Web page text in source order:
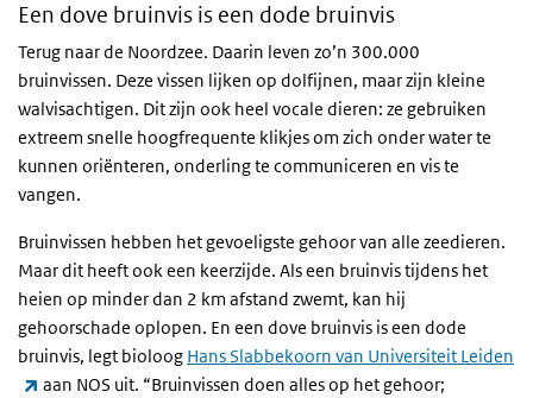
Een dove bruinvis is een dode bruinvis
Terug naar de Noordzee. Daarin leven zo’n 300.000
bruinvissen. Deze vissen lijken op dolfijnen, maar zijn kleine
walvisachtigen. Dit zijn ook heel vocale dieren: ze gebruiken
extreem snelle hoogfrequente klikjes om zich onder water te
kunnen oriënteren, onderling te communiceren en vis te
vangen.
Bruinvissen hebben het gevoeligste gehoor van alle zeedieren.
Maar dit heeft ook een keerzijde. Als een bruinvis tijdens het
heien op minder dan 2 km afstand zwemt, kan hij
gehoorschade oplopen. En een dove bruinvis is een dode
bruinvis, legt bioloog Hans Slabbekoorn van Universiteit Leiden
(externe link)
aan NOS uit. “Bruinvissen doen alles op het gehoor;